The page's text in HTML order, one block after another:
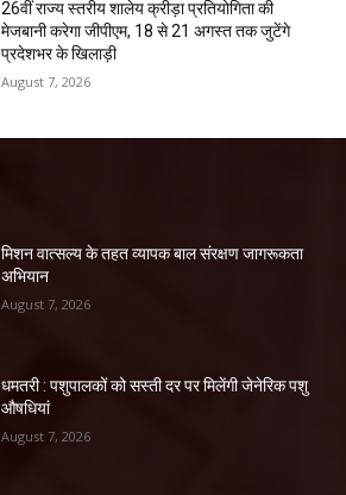
26वीं राज्य स्तरीय शालेय क्रीड़ा प्रतियोगिता की
मेजबानी करेगा जीपीएम, 18 से 21 अगस्त तक जुटेंगे
प्रदेशभर के खिलाड़ी
August 7, 2026
मिशन वात्सल्य के तहत व्यापक बाल संरक्षण जागरूकता
अभियान
August 7, 2026
धमतरी : पशुपालकों को सस्ती दर पर मिलेंगी जेनेरिक पशु
औषधियां
August 7, 2026